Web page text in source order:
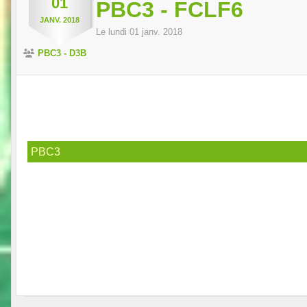
JANV. 2018 PBC3 - FCLF6
Le lundi 01 janv. 2018
PBC3 - D3B
PBC3